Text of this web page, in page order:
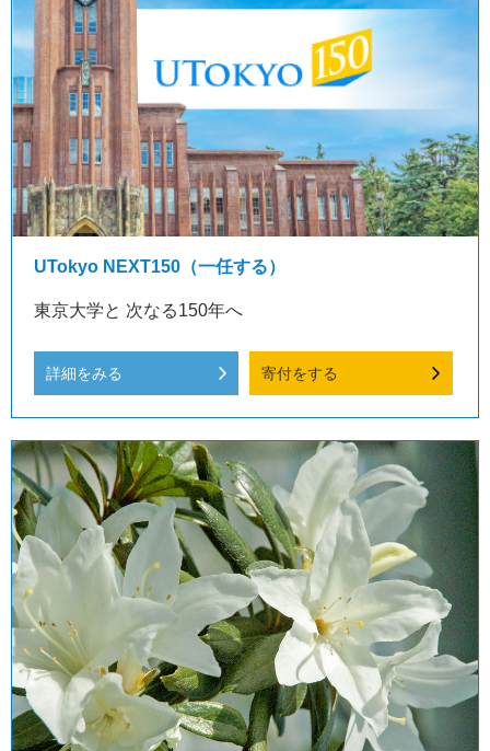
UTokyo NEXT150（一任する）
東京大学と 次なる150年へ
詳細をみる 寄付をする